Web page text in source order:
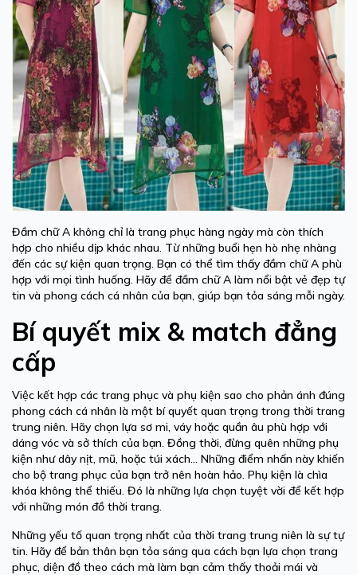
Đầm chữ A không chỉ là trang phục hàng ngày mà còn thích
hợp cho nhiều dịp khác nhau. Từ những buổi hẹn hò nhẹ nhàng
đến các sự kiện quan trọng. Bạn có thể tìm thấy đầm chữ A phù
hợp với mọi tình huống. Hãy để đầm chữ A làm nổi bật vẻ đẹp tự
tin và phong cách cá nhân của bạn, giúp bạn tỏa sáng mỗi ngày.
Bí quyết mix & match đẳng
cấp
Việc kết hợp các trang phục và phụ kiện sao cho phản ánh đúng
phong cách cá nhân là một bí quyết quan trọng trong thời trang
trung niên. Hãy chọn lựa sơ mi, váy hoặc quần âu phù hợp với
dáng vóc và sở thích của bạn. Đồng thời, đừng quên những phụ
kiện như dây nịt, mũ, hoặc túi xách... Những điểm nhấn này khiến
cho bộ trang phục của bạn trở nên hoàn hảo. Phụ kiện là chìa
khóa không thể thiếu. Đó là những lựa chọn tuyệt vời để kết hợp
với những món đồ thời trang.
Những yếu tố quan trọng nhất của thời trang trung niên là sự tự
tin. Hãy để bản thân bạn tỏa sáng qua cách bạn lựa chọn trang
phục, diện đồ theo cách mà làm bạn cảm thấy thoải mái và